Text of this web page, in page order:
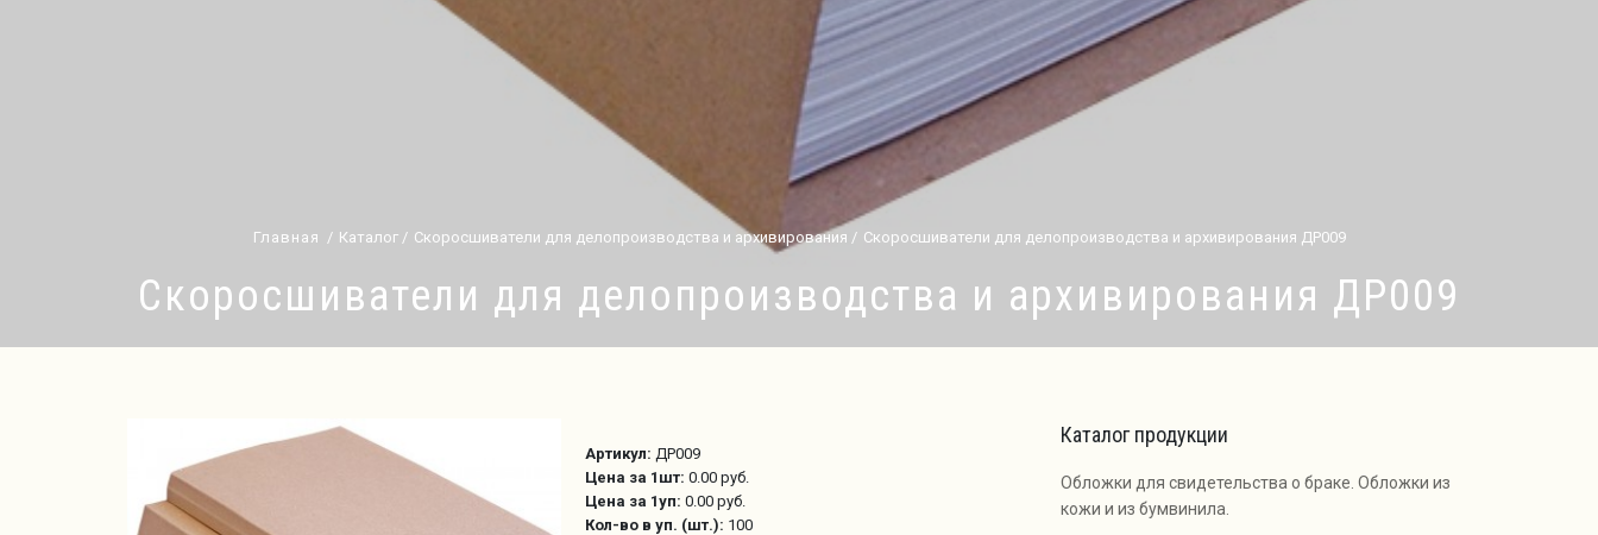
Главная Каталог Скоросшиватели для делопроизводства и архивирования Скоросшиватели для делопроизводства и архивирования ДР009
Скоросшиватели для делопроизводства и архивирования ДР009
Артикул: ДР009
Цена за 1шт: 0.00 руб.
Цена за 1уп: 0.00 руб.
Кол-во в уп. (шт.): 100
Каталог продукции
Обложки для свидетельства о браке. Обложки из
кожи и из бумвинила.